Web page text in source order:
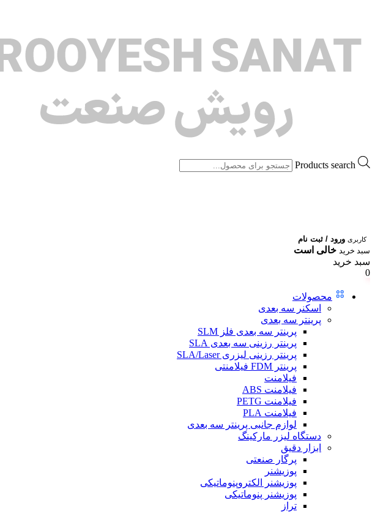
Products search
کاربری ورود / ثبت نام
سبد خرید خالی است
سبد خرید
0
محصولات
اسکنر سه بعدی
پرینتر سه بعدی
پرینتر سه بعدی فلز SLM
پرینتر رزینی سه بعدی SLA
پرینتر رزینی لیزری SLA/Laser
پرینتر FDM فیلامنتی
فیلامنت
فیلامنت ABS
فیلامنت PETG
فیلامنت PLA
لوازم جانبی پرینتر سه بعدی
دستگاه لیزر مارکینگ
ابزار دقیق
پرگار صنعتی
پوزیشنر
پوزیشنر الکتروپنوماتیکی
پوزیشنر پنوماتیکی
تراز